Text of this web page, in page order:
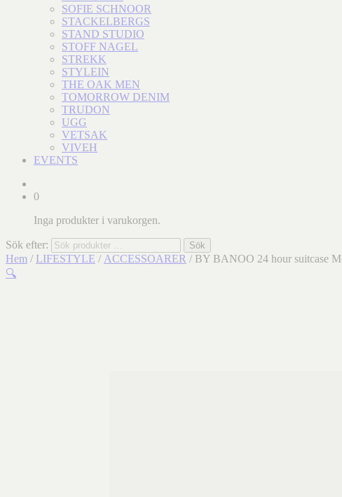
SOFIE SCHNOOR
STACKELBERGS
STAND STUDIO
STOFF NAGEL
STREKK
STYLEIN
THE OAK MEN
TOMORROW DENIM
TRUDON
UGG
VETSAK
VIVEH
EVENTS
0
Inga produkter i varukorgen.
Sök efter: Sök
Hem / LIFESTYLE / ACCESSOARER / BY BANOO 24 hour suitcase
🔍